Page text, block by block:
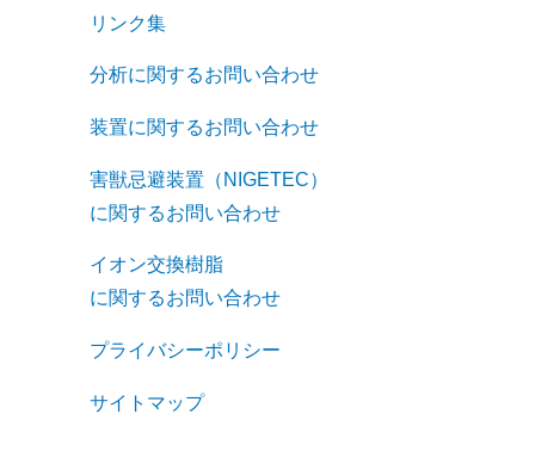
リンク集
分析に関するお問い合わせ
装置に関するお問い合わせ
害獣忌避装置（NIGETEC）
に関するお問い合わせ
イオン交換樹脂
に関するお問い合わせ
プライバシーポリシー
サイトマップ